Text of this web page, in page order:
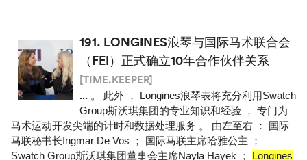
191. LONGINES浪琴与国际马术联合会
（FEI）正式确立10年合作伙伴关系
[TIME.KEEPER]
... 。 此外 ， Longines浪琴表将充分利用Swatch
Group斯沃琪集团的专业知识和经验 ， 专门为
马术运动开发尖端的计时和数据处理服务 。 由左至右 ： 国际
马联秘书长Ingmar De Vos ； 国际马联主席哈雅公主 ；
Swatch Group斯沃琪集团董事会主席Nayla Hayek ； Longines